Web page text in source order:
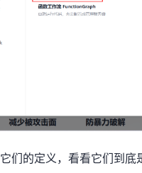
们的定义，看看它们到底